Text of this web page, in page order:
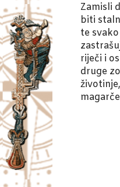
Zamisli
biti
te
riječi i
druge